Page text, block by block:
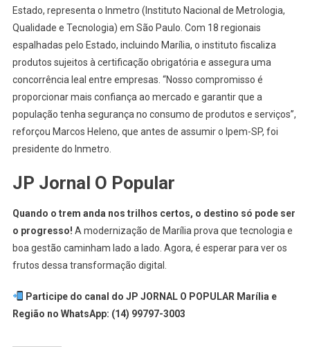
Estado, representa o Inmetro (Instituto Nacional de Metrologia,
Qualidade e Tecnologia) em São Paulo. Com 18 regionais
espalhadas pelo Estado, incluindo Marília, o instituto fiscaliza
produtos sujeitos à certificação obrigatória e assegura uma
concorrência leal entre empresas. “Nosso compromisso é
proporcionar mais confiança ao mercado e garantir que a
população tenha segurança no consumo de produtos e serviços”,
reforçou Marcos Heleno, que antes de assumir o Ipem-SP, foi
presidente do Inmetro.
JP Jornal O Popular
Quando o trem anda nos trilhos certos, o destino só pode ser
o progresso! A modernização de Marília prova que tecnologia e
boa gestão caminham lado a lado. Agora, é esperar para ver os
frutos dessa transformação digital.
Participe do canal do JP JORNAL O POPULAR Marília e
Região no WhatsApp: (14) 99797-3003